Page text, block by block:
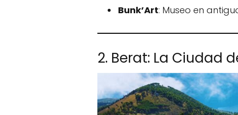
Bunk’Art: Museo en
2. Berat: La Ciudad